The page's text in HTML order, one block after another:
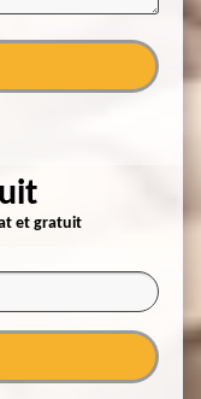
et gratuit